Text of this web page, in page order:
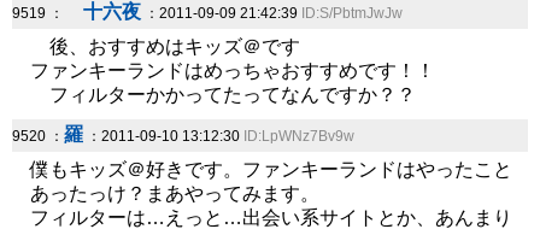
9519 ： 十六夜 ：2011-09-09 21:42:39 ID:S/PbtmJwJw
後、おすすめはキッズ＠です
ファンキーランドはめっちゃおすすめです！！
フィルターかかってたってなんですか？？
9520 ： 羅 ：2011-09-10 13:12:30 ID:LpWNz7Bv9w
僕もキッズ＠好きです。ファンキーランドはやったこと
あったっけ？まあやってみます。
フィルターは…えっと…出会い系サイトとか、あんまり